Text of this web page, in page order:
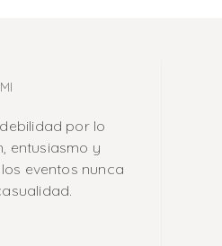
debilidad por lo
entusiasmo y
eventos nunca